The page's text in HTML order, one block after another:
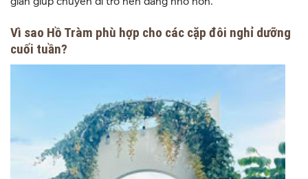
Vì sao Hồ Tràm phù hợp cho các cặp đôi nghỉ dưỡng
cuối tuần?